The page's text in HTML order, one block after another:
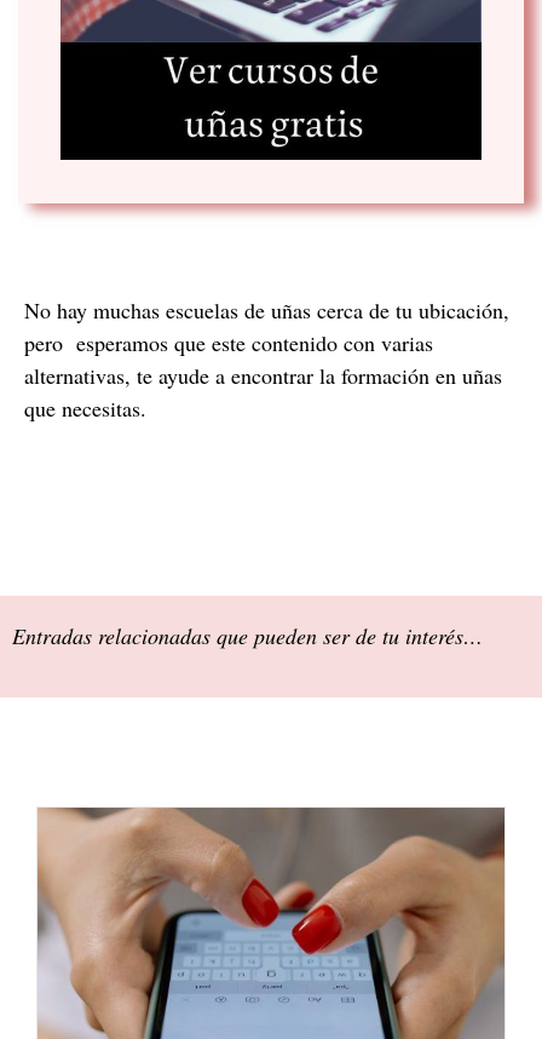
No hay muchas escuelas de uñas cerca de tu ubicación,
pero esperamos que este contenido con varias
alternativas, te ayude a encontrar la formación en uñas
que necesitas.
Entradas relacionadas que pueden ser de tu interés…